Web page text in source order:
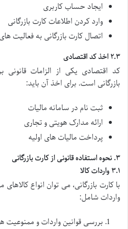
ایجاد حساب کاربری
وارد کردن اطلاعات کارت بازرگانی
اتصال کارت بازرگانی به فعالیت
۲.۳ اخذ کد اقتصادی
کد اقتصادی یکی از الزامات قانونی
بازرگانی است. برای اخذ آن باید:
ثبت نام در سامانه مالیات
ارائه مدارک هویتی و تجاری
پرداخت مالیات های اولیه
۳. نحوه استفاده قانونی از کارت بازرگانی
۳.۱ واردات کالا
با کارت بازرگانی، می توان انواع
واردات شامل:
بررسی قوانین واردات و ممنوعیت